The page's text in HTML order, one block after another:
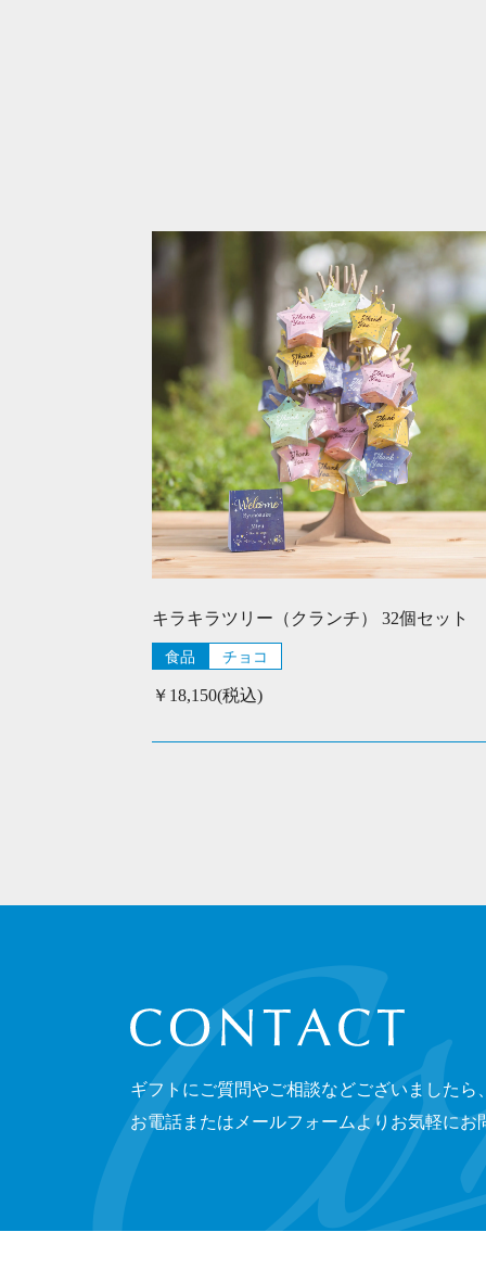
キラキラツリー（クランチ） 32個セット
食品 チョコ
￥18,150(税込)
CONTACT
ギフトにご質問やご相談などございましたら
お電話またはメールフォームよりお気軽にお